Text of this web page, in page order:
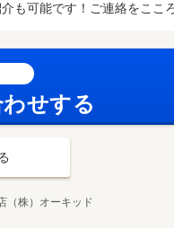
も可能です！ご連絡をここ
せする
（株）オーキッド